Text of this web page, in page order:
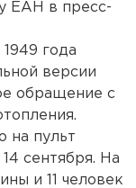
ЕАН в пресс-
года
версии
обращение с
на пульт
сентября. На
и 11 человек